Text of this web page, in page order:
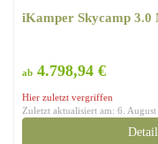
iKamper Skycamp 3.0
ab 4.798,94 €
Hier zuletzt vergriffen
Zuletzt aktualisiert am: 6.